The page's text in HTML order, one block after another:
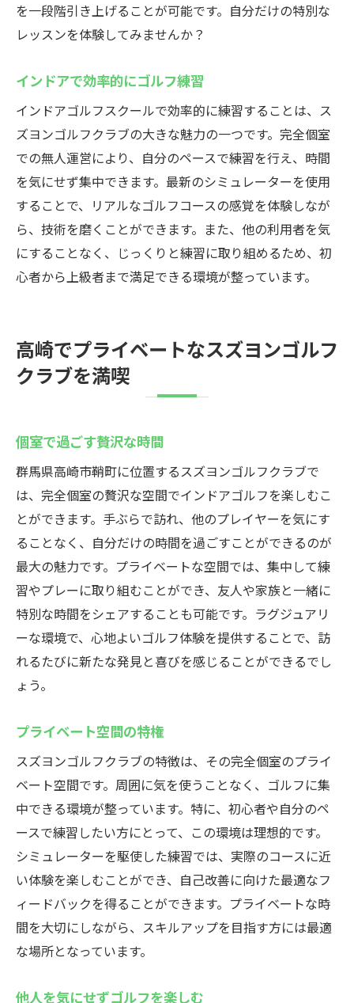
を一段階引き上げることが可能です。自分だけの特別な
レッスンを体験してみませんか？
インドアで効率的にゴルフ練習
インドアゴルフスクールで効率的に練習することは、ス
ズヨンゴルフクラブの大きな魅力の一つです。完全個室
での無人運営により、自分のペースで練習を行え、時間
を気にせず集中できます。最新のシミュレーターを使用
することで、リアルなゴルフコースの感覚を体験しなが
ら、技術を磨くことができます。また、他の利用者を気
にすることなく、じっくりと練習に取り組めるため、初
心者から上級者まで満足できる環境が整っています。
高崎でプライベートなスズヨンゴルフ
クラブを満喫
個室で過ごす贅沢な時間
群馬県高崎市鞘町に位置するスズヨンゴルフクラブで
は、完全個室の贅沢な空間でインドアゴルフを楽しむこ
とができます。手ぶらで訪れ、他のプレイヤーを気にす
ることなく、自分だけの時間を過ごすことができるのが
最大の魅力です。プライベートな空間では、集中して練
習やプレーに取り組むことができ、友人や家族と一緒に
特別な時間をシェアすることも可能です。ラグジュアリ
ーな環境で、心地よいゴルフ体験を提供することで、訪
れるたびに新たな発見と喜びを感じることができるでし
ょう。
プライベート空間の特権
スズヨンゴルフクラブの特徴は、その完全個室のプライ
ベート空間です。周囲に気を使うことなく、ゴルフに集
中できる環境が整っています。特に、初心者や自分のペ
ースで練習したい方にとって、この環境は理想的です。
シミュレーターを駆使した練習では、実際のコースに近
い体験を楽しむことができ、自己改善に向けた最適なフ
ィードバックを得ることができます。プライベートな時
間を大切にしながら、スキルアップを目指す方には最適
な場所となっています。
他人を気にせずゴルフを楽しむ